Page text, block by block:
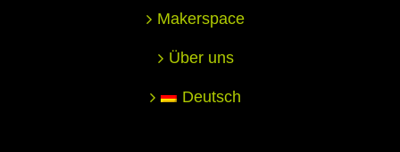
Makerspace
Über uns
Deutsch